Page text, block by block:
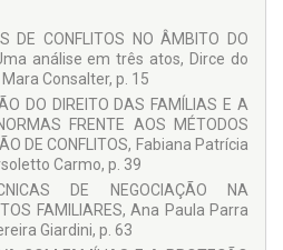
(PROEX/UEPG 2015/2017 e
DE CONFLITOS NO ÂMBITO DO
análise em três atos, Dirce do
Consalter, p. 15
DO DIREITO DAS FAMÍLIAS E A
FRENTE AOS MÉTODOS
DE CONFLITOS, Fabiana Patrícia
Carmo, p. 39
DE NEGOCIAÇÃO NA
FAMILIARES, Ana Paula Parra
Giardini, p. 63